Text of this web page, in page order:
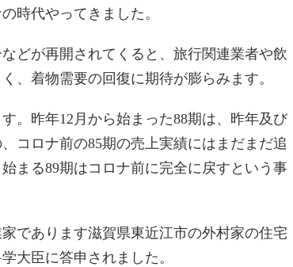
時代やってきました。
どが再開されてくると、旅行関連業者や飲
、着物需要の回復に期待が膨らみます。
。昨年12月から始まった88期は、昨年及び
コロナ前の85期の売上実績にはまだまだ追
まる89期はコロナ前に完全に戻すという事
であります滋賀県東近江市の外村家の住宅
大臣に答申されました。